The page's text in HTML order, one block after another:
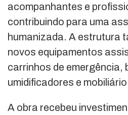
acompanhantes e
contribuindo para uma
humanizada. A estrutura
novos equipamentos
carrinhos de emergência,
umidificadores e
A obra recebeu